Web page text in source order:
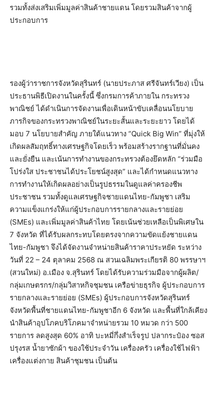
รวมทั้งส่งเสริมเพิ่มมูลค่าสินค้าชายแดน โดยรวมสินค้าจากผู้
ประกอบการ
รองผู้ว่าราชการจังหวัดสุรินทร์ (นายประภาส ศรีจันทร์เวียง) เป็น
ประธานพิธีเปิดงานในครั้งนี้ ซึ่งกรมการค้าภายใน กระทรวง
พาณิชย์ ได้ดำเนินการจัดงานเพื่อเดินหน้าขับเคลื่อนนโยบาย
ภารกิจของกระทรวงพาณิชย์ในระยะสั้นและระยะยาว โดยได้
มอบ 7 นโยบายสำคัญ ภายใต้แนวทาง “Quick Big Win” ที่มุ่งให้
เกิดผลสัมฤทธิ์ทางเศรษฐกิจโดยเร็ว พร้อมสร้างรากฐานที่มั่นคง
และยั่งยืน และเน้นการทำงานของกระทรวงต้องยึดหลัก “ร่วมมือ
โปร่งใส ประชาชนได้ประโยชน์สูงสุด” และได้กำหนดแนวทาง
การทำงานให้เกิดผลอย่างเป็นรูปธรรมในดูแลค่าครองชีพ
ประชาชน รวมทั้งดูแลเศรษฐกิจชายแดนไทย-กัมพูชา เสริม
ความแข็งแกร่งให้แก่ผู้ประกอบการรายกลางและรายย่อย
(SMEs) และเพิ่มมูลค่าสินค้าไทย โดยเน้นช่วยเหลือเป็นพิเศษใน
7 จังหวัด ที่ได้รับผลกระทบโดยตรงจากความขัดแย้งชายแดน
ไทย-กัมพูชา จึงได้จัดงานจำหน่ายสินค้าราคาประหยัด ระหว่าง
วันที่ 22 – 24 ตุลาคม 2568 ณ สวนเฉลิมพระเกียรติ 80 พรรษาฯ
(สวนใหม่) อ.เมือง จ.สุรินทร์ โดยได้รับความร่วมมือจากผู้ผลิต/
กลุ่มเกษตรกร/กลุ่มวิสาหกิจชุมชน เครือข่ายธุรกิจ ผู้ประกอบการ
รายกลางและรายย่อย (SMEs) ผู้ประกอบการจังหวัดสุรินทร์
จังหวัดพื้นที่ชายแดนไทย-กัมพูชาอีก 6 จังหวัด และพื้นที่ใกล้เคียง
นำสินค้าอุปโภคบริโภคมาจำหน่ายรวม 10 หมวด กว่า 500
รายการ ลดสูงสุด 60% อาทิ บะหมี่กึ่งสำเร็จรูป ปลากระป๋อง ซอส
ปรุงรส น้ำยาซักผ้า ของใช้ประจำวัน เครื่องครัว เครื่องใช้ไฟฟ้า
เครื่องแต่งกาย สินค้าชุมชน เป็นต้น